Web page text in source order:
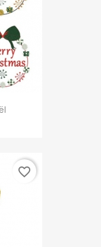
favorite_border